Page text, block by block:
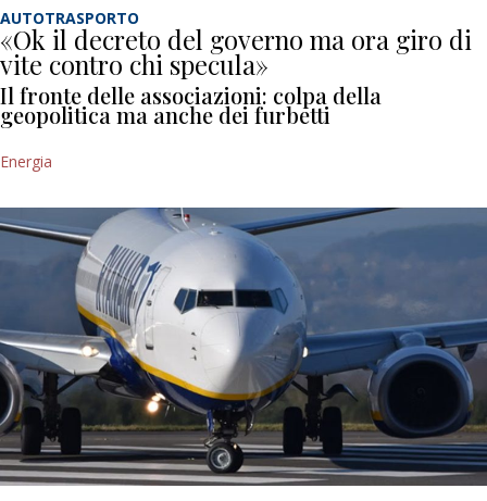
AUTOTRASPORTO
«Ok il decreto del governo ma ora giro di
vite contro chi specula»
Il fronte delle associazioni: colpa della
geopolitica ma anche dei furbetti
Energia